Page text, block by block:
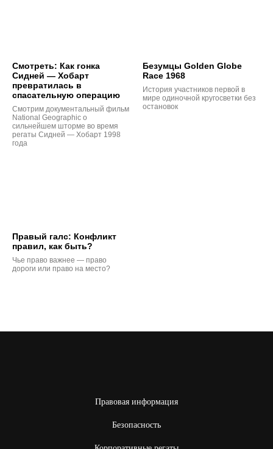
Смотреть: Как гонка
Сидней — Хобарт
превратилась в
спасательную операцию
Смотрим документальный фильм
National Geographic о
сильнейшем шторме во время
регаты Сидней — Хобарт 1998
года
Безумцы Golden Globe
Race 1968
История участников первой в
мире одиночной кругосветки без
остановок
Правый галс: Конфликт
правил, как быть?
Чье право важнее — право
дороги или право на место?
Правовая информация
Безопасность